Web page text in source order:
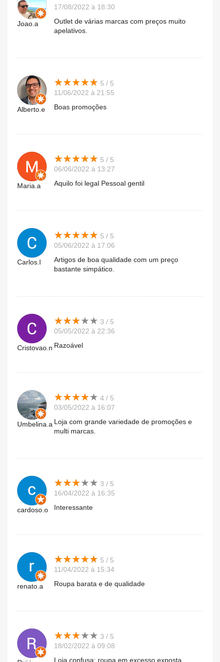
Joao.a
17/08/2022 à 18:30
Outlet de várias marcas com preços muito
apelativos.
Alberto.e
★★★★★
★★★★★ 5 / 5
11/06/2022 à 21:55
Boas promoções
Maria.a
★★★★★
★★★★★ 5 / 5
06/06/2022 à 13:27
Aquilo foi legal Pessoal gentil
Carlos.l
★★★★★
★★★★★ 5 / 5
05/06/2022 à 17:06
Artigos de boa qualidade com um preço
bastante simpático.
Cristovao.n
★★★★★
★★★★★ 3 / 5
05/05/2022 à 22:36
Razoável
Umbelina.a
★★★★★
★★★★★ 4 / 5
03/05/2022 à 16:07
Loja com grande variedade de promoções e
multi marcas.
cardoso.o
★★★★★
★★★★★ 3 / 5
16/04/2022 à 16:35
Interessante
renato.a
★★★★★
★★★★★ 5 / 5
11/04/2022 à 15:34
Roupa barata e de qualidade
★★★★★
★★★★★ 3 / 5
18/02/2022 à 09:08
Loja confusa: roupa em excesso exposta.